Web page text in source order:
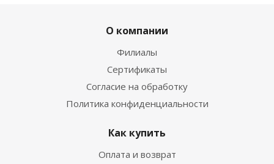
О компании
Филиалы
Сертификаты
Согласие на обработку
Политика конфиденциальности
Как купить
Оплата и возврат